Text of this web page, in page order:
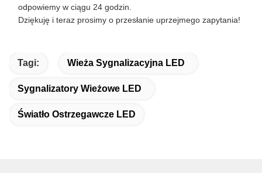
odpowiemy w ciągu 24 godzin.
Dziękuję i teraz prosimy o przesłanie uprzejmego zapytania!
Tagi: Wieża Sygnalizacyjna LED
Sygnalizatory Wieżowe LED
Światło Ostrzegawcze LED